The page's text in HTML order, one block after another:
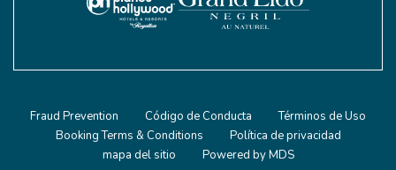
Fraud Prevention Código de Conducta
Términos de Uso
Booking Terms & Conditions
Política de privacidad
mapa del sitio
Powered by MDS